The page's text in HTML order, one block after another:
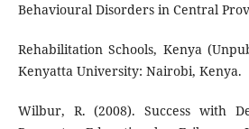
Behavioural Disorders in Central
Rehabilitation Schools, Kenya
Kenyatta University: Nairobi, Kenya.
Wilbur, R. (2008). Success with